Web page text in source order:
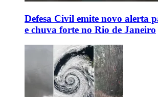
Defesa Civil emite novo alerta
e chuva forte no Rio de Janeiro